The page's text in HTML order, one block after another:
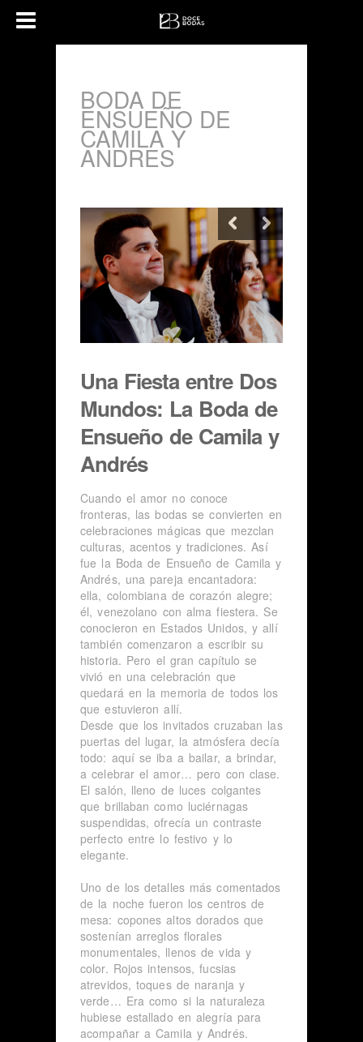
BODA DE
ENSUEÑO DE
CAMILA Y
ANDRES
Una Fiesta entre Dos
Mundos: La Boda de
Ensueño de Camila y
Andrés
Cuando el amor no conoce
fronteras, las bodas se convierten en
celebraciones mágicas que mezclan
culturas, acentos y tradiciones. Así
fue la Boda de Ensueño de Camila y
Andrés, una pareja encantadora:
ella, colombiana de corazón alegre;
él, venezolano con alma fiestera. Se
conocieron en Estados Unidos, y allí
también comenzaron a escribir su
historia. Pero el gran capítulo se
vivió en una celebración que
quedará en la memoria de todos los
que estuvieron allí.
Desde que los invitados cruzaban las
puertas del lugar, la atmósfera decía
todo: aquí se iba a bailar, a brindar,
a celebrar el amor… pero con clase.
El salón, lleno de luces colgantes
que brillaban como luciérnagas
suspendidas, ofrecía un contraste
perfecto entre lo festivo y lo
elegante.
Uno de los detalles más comentados
de la noche fueron los centros de
mesa: copones altos dorados que
sostenían arreglos florales
monumentales, llenos de vida y
color. Rojos intensos, fucsias
atrevidos, toques de naranja y
verde… Era como si la naturaleza
hubiese estallado en alegría para
acompañar a Camila y Andrés.